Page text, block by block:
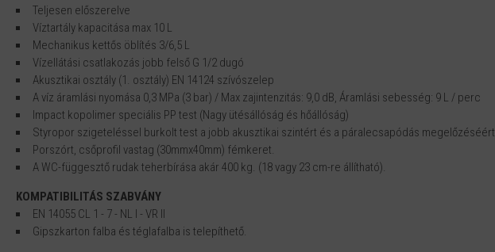
Teljesen előszerelve
Víztartály kapacitása max 10 L
Mechanikus kettős öblítés 3/6,5 L
Vízellátási csatlakozás jobb felső G 1/2 dugó
Akusztikai osztály (1. osztály) EN 14124 szívószelep
A víz áramlási nyomása 0,3 MPa (3 bar) / Max zajintenzitás: 9,0 dB, Áramlási sebesség: 9 L / perc
Impact kopolimer speciális PP test (Nagy ütésállóság és hőállóság)
Styropor szigeteléssel burkolt test a jobb akusztikai szintért és a páralecsapódás megelőzéséért
Porszórt, csőprofil vastag (30mmx40mm) fémkeret.
A WC-függesztő rudak teherbírása akár 400 kg. (18 vagy 23 cm-re állítható).
KOMPATIBILITÁS SZABVÁNY
EN 14055 CL 1 - 7 - NL I - VR II
Gipszkarton falba és téglafalba is telepíthető.